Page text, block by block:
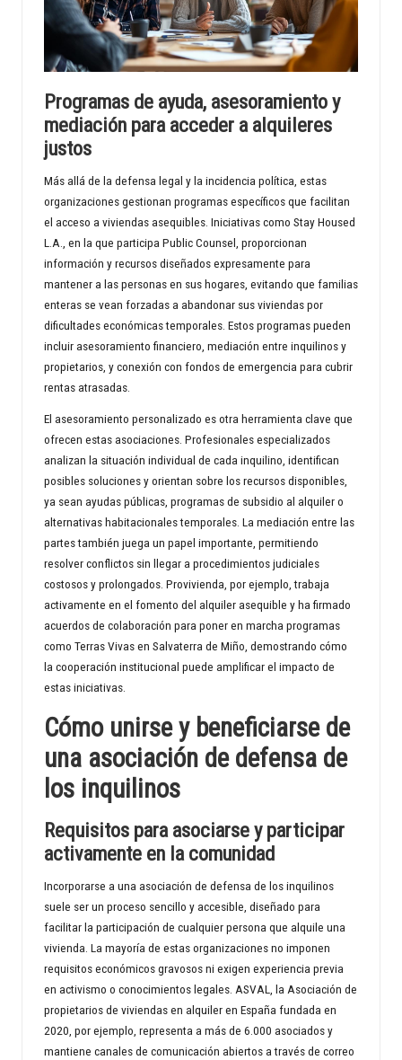
Programas de ayuda, asesoramiento y
mediación para acceder a alquileres
justos
Más allá de la defensa legal y la incidencia política, estas
organizaciones gestionan programas específicos que facilitan
el acceso a viviendas asequibles. Iniciativas como Stay Housed
L.A., en la que participa Public Counsel, proporcionan
información y recursos diseñados expresamente para
mantener a las personas en sus hogares, evitando que familias
enteras se vean forzadas a abandonar sus viviendas por
dificultades económicas temporales. Estos programas pueden
incluir asesoramiento financiero, mediación entre inquilinos y
propietarios, y conexión con fondos de emergencia para cubrir
rentas atrasadas.
El asesoramiento personalizado es otra herramienta clave que
ofrecen estas asociaciones. Profesionales especializados
analizan la situación individual de cada inquilino, identifican
posibles soluciones y orientan sobre los recursos disponibles,
ya sean ayudas públicas, programas de subsidio al alquiler o
alternativas habitacionales temporales. La mediación entre las
partes también juega un papel importante, permitiendo
resolver conflictos sin llegar a procedimientos judiciales
costosos y prolongados. Provivienda, por ejemplo, trabaja
activamente en el fomento del alquiler asequible y ha firmado
acuerdos de colaboración para poner en marcha programas
como Terras Vivas en Salvaterra de Miño, demostrando cómo
la cooperación institucional puede amplificar el impacto de
estas iniciativas.
Cómo unirse y beneficiarse de
una asociación de defensa de
los inquilinos
Requisitos para asociarse y participar
activamente en la comunidad
Incorporarse a una asociación de defensa de los inquilinos
suele ser un proceso sencillo y accesible, diseñado para
facilitar la participación de cualquier persona que alquile una
vivienda. La mayoría de estas organizaciones no imponen
requisitos económicos gravosos ni exigen experiencia previa
en activismo o conocimientos legales. ASVAL, la Asociación de
propietarios de viviendas en alquiler en España fundada en
2020, por ejemplo, representa a más de 6.000 asociados y
mantiene canales de comunicación abiertos a través de correo